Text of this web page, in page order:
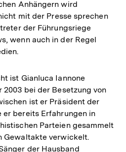
Anhängern wird
mit der Presse sprechen
der Führungsriege
wenn auch in der Regel
ist Gianluca Iannone
2003 bei der Besetzung von
ist er Präsident der
er bereits Erfahrungen in
Parteien gesammelt
Gewaltakte verwickelt.
der Hausband